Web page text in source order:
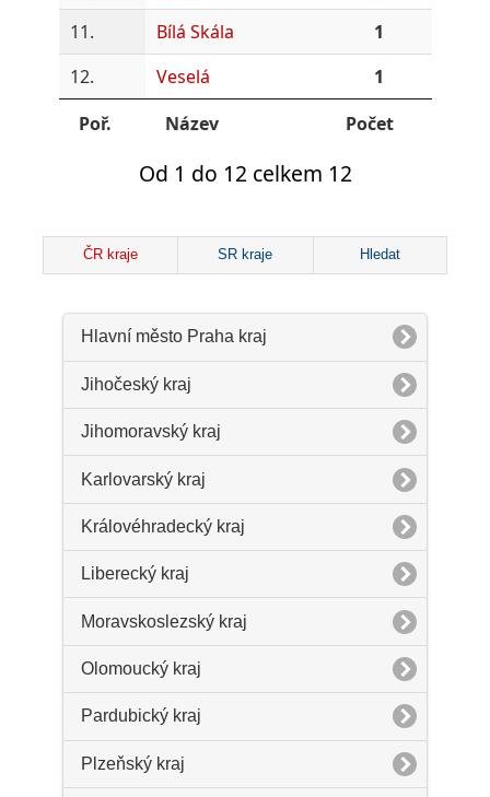
11.
Bílá Skála
1
12.
Veselá
1
Poř.
Název Počet
Od 1 do 12 celkem 12
ČR kraje SR kraje Hledat
Hlavní město Praha kraj
Jihočeský kraj
Jihomoravský kraj
Karlovarský kraj
Královéhradecký kraj
Liberecký kraj
Moravskoslezský kraj
Olomoucký kraj
Pardubický kraj
Plzeňský kraj